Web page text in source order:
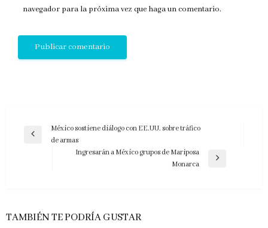
navegador para la próxima vez que haga un comentario.
Navegación
Entrada
México sostiene diálogo con EE.UU. sobre tráfico
de armas
Ingresarán a México grupos de Mariposa
Monarca
TAMBIÉN TE PODRÍA GUSTAR